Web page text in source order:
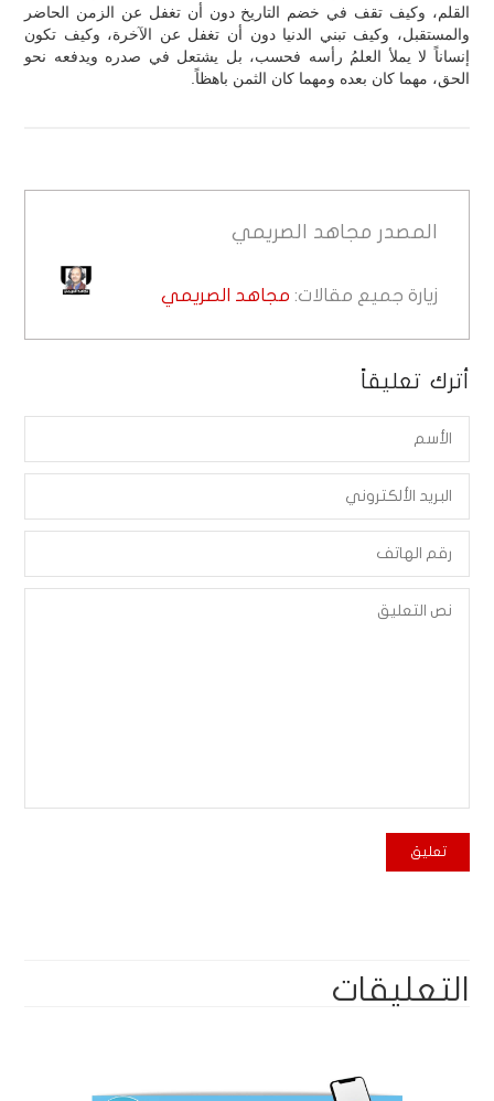
القلم، وكيف تقف في خضم التاريخ دون أن تغفل عن الزمن الحاضر
والمستقبل، وكيف تبني الدنيا دون أن تغفل عن الآخرة، وكيف تكون
إنساناً لا يملأ العلمُ رأسه فحسب، بل يشتعل في صدره ويدفعه نحو
الحق، مهما كان بعده ومهما كان الثمن باهظاً.
المصدر مجاهد الصريمي
زيارة جميع مقالات: مجاهد الصريمي
أترك تعليقاً
التعليقات